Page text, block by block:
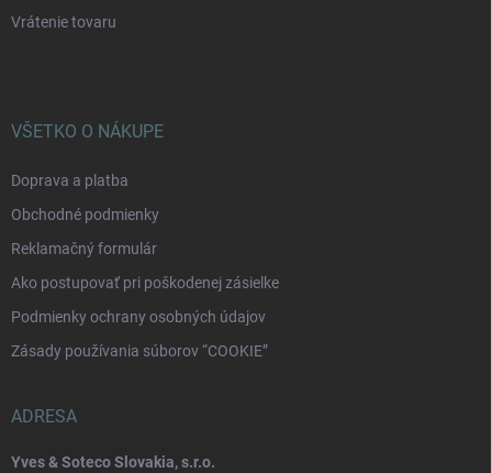
Vrátenie tovaru
VŠETKO O NÁKUPE
Doprava a platba
Obchodné podmienky
Reklamačný formulár
Ako postupovať pri poškodenej zásielke
Podmienky ochrany osobných údajov
Zásady používania súborov “COOKIE”
ADRESA
Yves & Soteco Slovakia, s.r.o.